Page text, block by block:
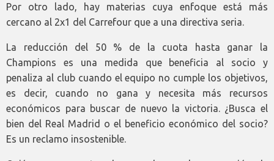
Por otro lado, hay materias cuya enfoque está más
cercano al 2x1 del Carrefour que a una directiva seria.
La reducción del 50 % de la cuota hasta ganar la
Champions es una medida que beneficia al socio y
penaliza al club cuando el equipo no cumple los objetivos,
es decir, cuando no gana y necesita más recursos
económicos para buscar de nuevo la victoria. ¿Busca el
bien del Real Madrid o el beneficio económico del socio?
Es un reclamo insostenible.